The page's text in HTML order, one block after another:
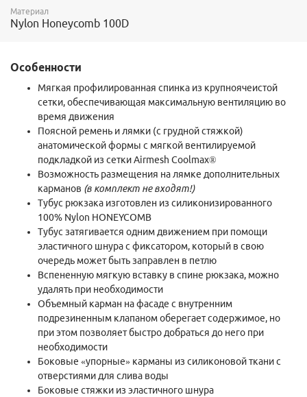
Материал
Nylon Honeycomb 100D
Особенности
Мягкая профилированная спинка из крупноячеистой
сетки, обеспечивающая максимальную вентиляцию во
время движения
Поясной ремень и лямки (с грудной стяжкой)
анатомической формы с мягкой вентилируемой
подкладкой из сетки Airmesh Coolmax®
Возможность размещения на лямке дополнительных
карманов (в комплект не входят!)
Тубус рюкзака изготовлен из силиконизированного
100% Nylon HONEYCOMB
Тубус затягивается одним движением при помощи
эластичного шнура с фиксатором, который в свою
очередь может быть заправлен в петлю
Вспененную мягкую вставку в спине рюкзака, можно
удалять при необходимости
Объемный карман на фасаде с внутренним
подрезиненным клапаном оберегает содержимое, но
при этом позволяет быстро добраться до него при
необходимости
Боковые «упорные» карманы из силиконовой ткани с
отверстиями для слива воды
Боковые стяжки из эластичного шнура